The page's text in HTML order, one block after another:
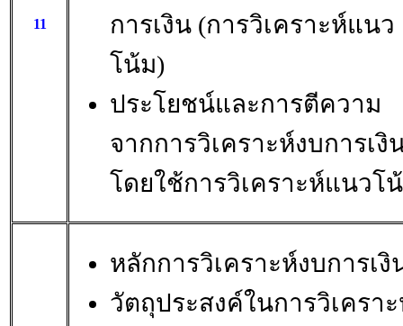
11
การเงิน (การวิเคราะห์แนว
โน้ม)
ประโยชน์และการตีความ
จากการวิเคราะห์งบการเงิ
โดยใช้การวิเคราะห์แนวโ
หลักการวิเคราะห์งบการเงิ
วัตถุประสงค์ในการวิเครา